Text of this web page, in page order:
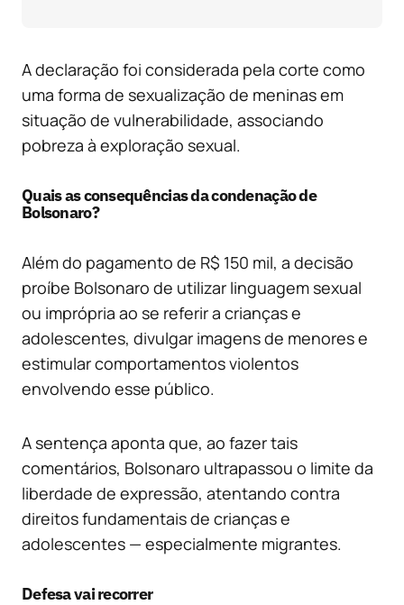
A declaração foi considerada pela corte como
uma forma de sexualização de meninas em
situação de vulnerabilidade, associando
pobreza à exploração sexual.
Quais as consequências da condenação de
Bolsonaro?
Além do pagamento de R$ 150 mil, a decisão
proíbe Bolsonaro de utilizar linguagem sexual
ou imprópria ao se referir a crianças e
adolescentes, divulgar imagens de menores e
estimular comportamentos violentos
envolvendo esse público.
A sentença aponta que, ao fazer tais
comentários, Bolsonaro ultrapassou o limite da
liberdade de expressão, atentando contra
direitos fundamentais de crianças e
adolescentes — especialmente migrantes.
Defesa vai recorrer